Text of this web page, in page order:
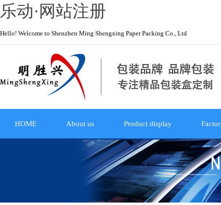
乐动·网站注册
Hello! Welcome to Shenzhen Ming Shengxing Paper Packing Co., Ltd
HOME About us Product display